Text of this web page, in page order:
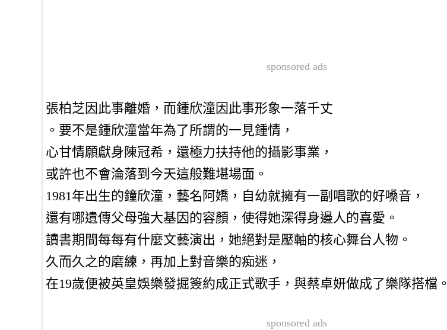
sponsored ads
張柏芝因此事離婚，而鍾欣潼因此事形象一落千丈
。要不是鍾欣潼當年為了所謂的一見鍾情，
心甘情願獻身陳冠希，還極力扶持他的攝影事業，
或許也不會淪落到今天這般難堪場面。
1981年出生的鐘欣潼，藝名阿嬌，自幼就擁有一副唱歌的好嗓音，
還有哪遺傳父母強大基因的容顏，使得她深得身邊人的喜愛。
讀書期間每每有什麼文藝演出，她絕對是壓軸的核心舞台人物。
久而久之的磨練，再加上對音樂的痴迷，
在19歲便被英皇娛樂發掘簽約成正式歌手，與蔡卓妍做成了樂隊搭檔。
sponsored ads